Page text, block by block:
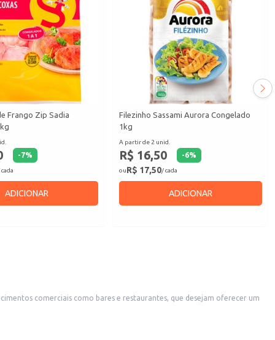
Frango Zip Sadia
-7%
ADICIONAR
Filezinho Sassami Aurora Congelado
1kg
A partir de 2 unid.
R$ 16,50 -6%
ouR$ 17,50/ cada
ADICIONAR
comerciais como bares e restaurantes, que desejam oferecer um